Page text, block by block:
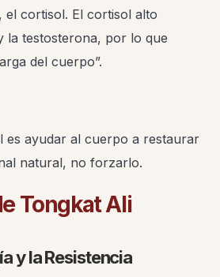
el cortisol. El cortisol alto
la testosterona, por lo que
del cuerpo”.
es ayudar al cuerpo a restaurar
natural, no forzarlo.
Tongkat Ali
y la Resistencia